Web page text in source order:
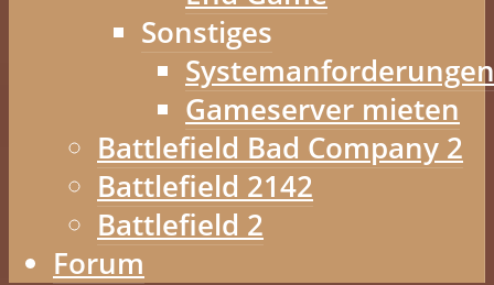
Sonstiges
Systemanforderungen
Gameserver mieten
Battlefield Bad Company 2
Battlefield 2142
Battlefield 2
Forum